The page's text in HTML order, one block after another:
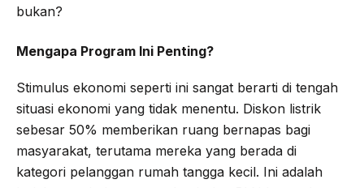
bukan?
Mengapa Program Ini Penting?
Stimulus ekonomi seperti ini sangat berarti di tengah
situasi ekonomi yang tidak menentu. Diskon listrik
sebesar 50% memberikan ruang bernapas bagi
masyarakat, terutama mereka yang berada di
kategori pelanggan rumah tangga kecil. Ini adalah